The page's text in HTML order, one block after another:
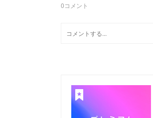
0コメント